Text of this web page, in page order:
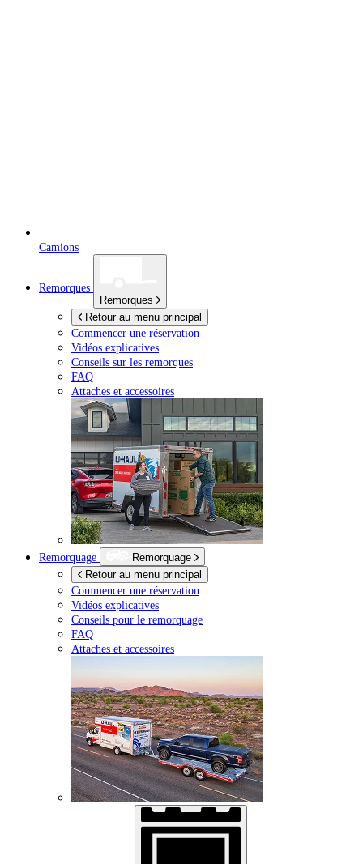
Camions
Remorques
Remorques
Retour au menu principal
Commencer une réservation
Vidéos explicatives
Conseils sur les remorques
FAQ
Attaches et accessoires
Remorquage
Remorquage
Retour au menu principal
Commencer une réservation
Vidéos explicatives
Conseils pour le remorquage
FAQ
Attaches et accessoires